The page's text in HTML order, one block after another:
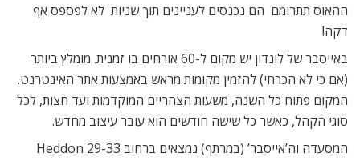
ההאוס תתרומם  הם נכנסים לעניינים תוך שניות  לא לפספס אף
דקה!
באייסבר של לונדון יש מקום ל-60 אורחים בו זמנית. מומלץ ביותר
(אם כי לא הכרחי) להזמין מקומות מראש באמצעות אתר האינטרנט.
המקום פתוח כל השנה, משעות הצהריים המוקדמות ועד חצות, לכל
סוגי הקהל, כאשר כל שישה חודשים הוא עובר עיצוב מחדש.
המסעדה וה’אייסבר’ (במרתף) נמצאים ברחוב 29-33 Heddon